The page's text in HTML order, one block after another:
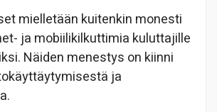
mielletään kuitenkin monesti
ja mobiilikilkuttimia kuluttajille
Näiden menestys on kiinni
ja